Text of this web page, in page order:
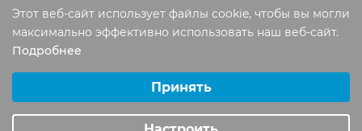
2022-2026 © Интернет магазинMR-KOVER.RU
Авторские права защищены. Воспроизведение
материалов сайта без письменного разрешения
Этот веб-сайт использует файлы cookie, чтобы вы могли
максимально эффективно использовать наш веб-сайт.
Подробнее
Аналитические/Функциональные
Принять